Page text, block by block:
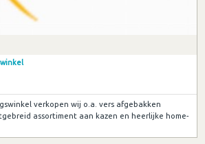
verkopen wij o.a. vers afgebakken
assortiment aan kazen en heerlijke home-